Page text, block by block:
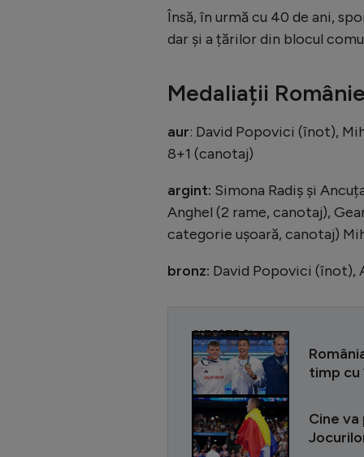
Însă, în urmă cu 40 de ani,
dar și a țărilor din blocul
Medaliații
aur: David Popovici (înot),
8+1 (canotaj)
argint: Simona Radiș și
Anghel (2 rame, canotaj),
categorie ușoară, canotaj)
bronz: David Popovici (înot),
CITEȘTE ȘI
timp cu
Cine